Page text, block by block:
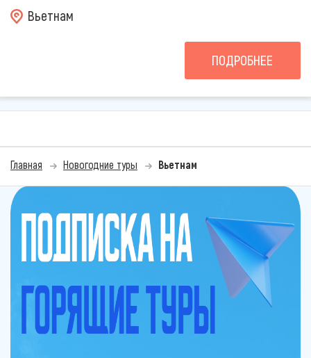
Вьетнам
ПОДРОБНЕЕ
Главная Новогодние туры Вьетнам